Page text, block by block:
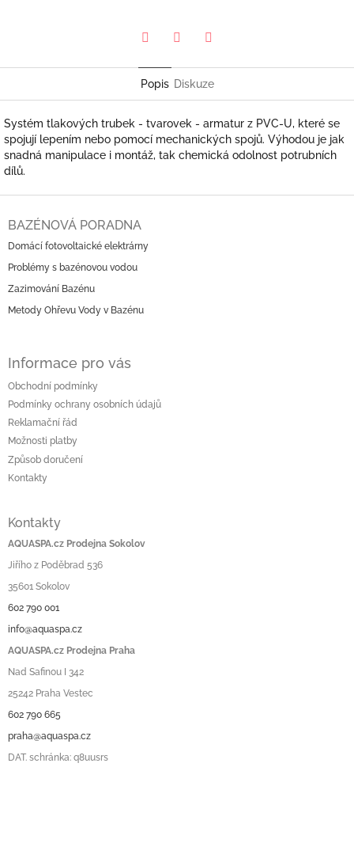
Popis Diskuze
Systém tlakových trubek - tvarovek - armatur z PVC-U, které se
spojují lepením nebo pomocí mechanických spojů. Výhodou je jak
snadná manipulace i montáž, tak chemická odolnost potrubních
dílů.
BAZÉNOVÁ PORADNA
Domácí fotovoltaické elektrárny
Problémy s bazénovou vodou
Zazimování Bazénu
Metody Ohřevu Vody v Bazénu
Informace pro vás
Obchodní podmínky
Podmínky ochrany osobních údajů
Reklamační řád
Možnosti platby
Způsob doručení
Kontakty
Kontakty
AQUASPA.cz Prodejna Sokolov
Jiřího z Poděbrad 536
35601 Sokolov
602 790 001
info@aquaspa.cz
AQUASPA.cz Prodejna Praha
Nad Safinou I 342
25242 Praha Vestec
602 790 665
praha@aquaspa.cz
DAT. schránka: q8uusrs